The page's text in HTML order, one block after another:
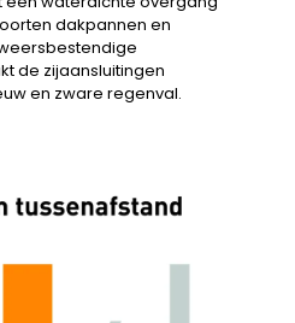
dakpannen en
de zijaansluitingen
en zware regenval.